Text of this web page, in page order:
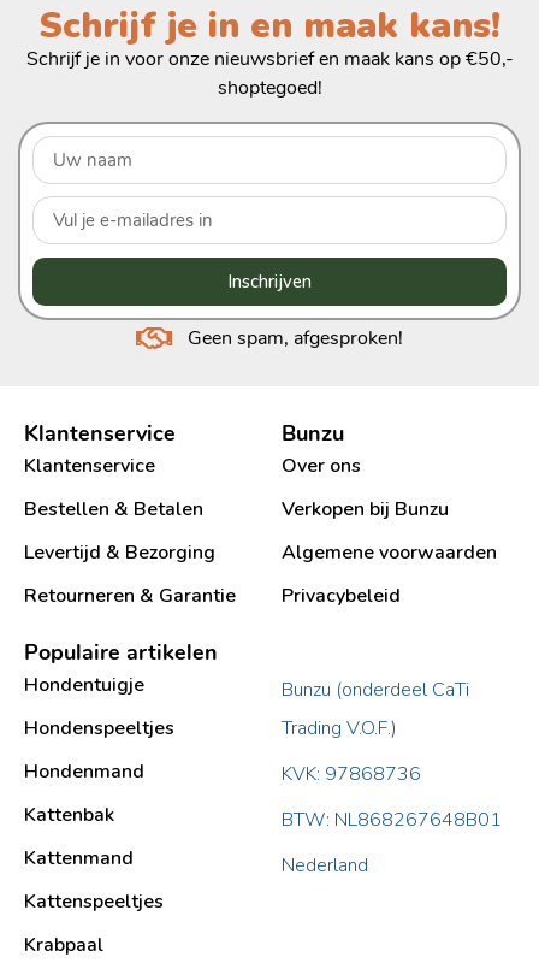
Schrijf je in en maak kans!
Schrijf je in voor onze nieuwsbrief en maak kans op €50,-
shoptegoed!
Inschrijven
Geen spam, afgesproken!
Klantenservice
Klantenservice
Bestellen & Betalen
Levertijd & Bezorging
Retourneren & Garantie
Bunzu
Over ons
Verkopen bij Bunzu
Algemene voorwaarden
Privacybeleid
Populaire artikelen
Hondentuigje
Hondenspeeltjes
Hondenmand
Kattenbak
Kattenmand
Kattenspeeltjes
Krabpaal​
Bunzu (onderdeel CaTi
Trading V.O.F.)
KVK: 97868736
BTW: NL868267648B01
Nederland